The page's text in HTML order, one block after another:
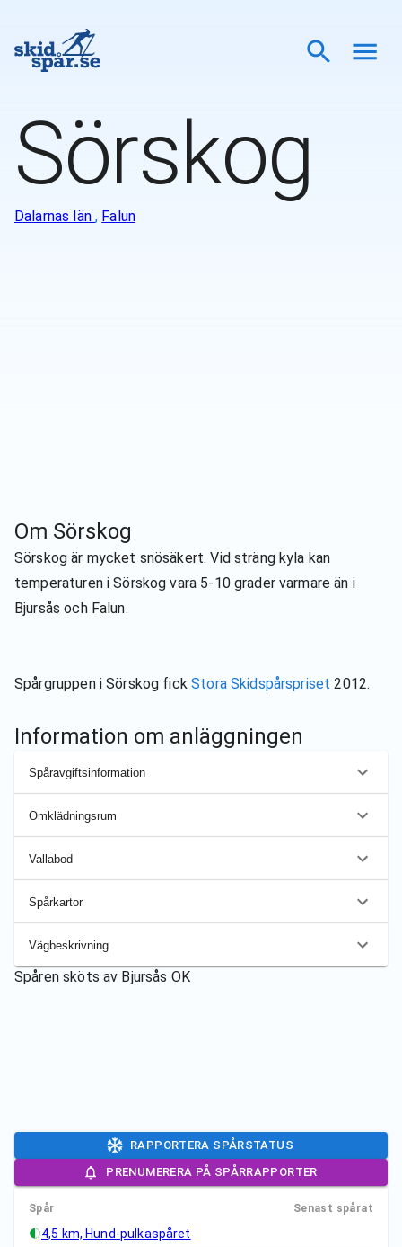
Sörskog
Dalarnas län , Falun
Om Sörskog
Sörskog är mycket snösäkert. Vid sträng kyla kan
temperaturen i Sörskog vara 5-10 grader varmare än i
Bjursås och Falun.
Spårgruppen i Sörskog fickStora Skidspårspriset 2012.
Information om anläggningen
Spåravgiftsinformation
Omklädningsrum
Vallabod
Spårkartor
Vägbeskrivning
Spåren sköts av Bjursås OK
RAPPORTERA SPÅRSTATUS
PRENUMERERA PÅ SPÅRRAPPORTER
Spår Senast spårat
4,5 km, Hund-pulkaspåret